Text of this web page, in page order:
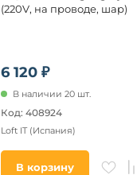
6 120 ₽
(220V, на проводе, шар)
В наличии 20 шт.
Код: 408924
Loft IT (Испания)
В корзину